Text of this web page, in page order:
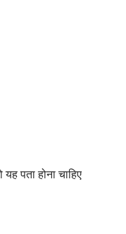
पता होना चाहिए